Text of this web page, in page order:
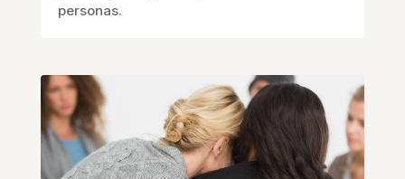
personas.